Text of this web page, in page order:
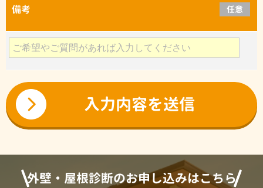
備考 任意
外壁・屋根診断のお申し込みはこちら